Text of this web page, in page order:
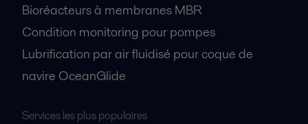
Bioréacteurs à membranes MBR
Condition monitoring pour pompes
Lubrification par air fluidisé pour coque de
navire OceanGlide
Services les plus populaires